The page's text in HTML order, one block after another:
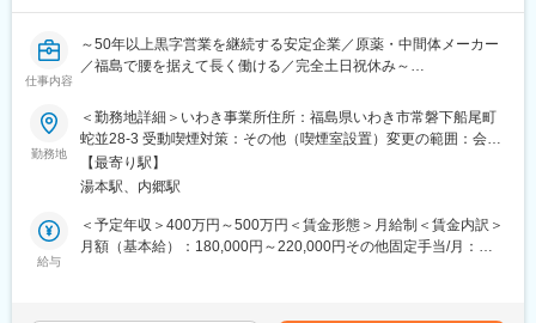
創業以来、長期的視野に立った研究開発型の企業姿勢が、相互薬
工の現在の姿を形成しています。社会でファインケミカルという
言葉が一般化する以前から、優れた合成技術を生かし、記録材料
や電子材料の開発・製造に着手してきました。
新規電子材料の開発にも注力しています。基盤事業である医薬品
バルクの品質、ラインナップの充実を図りつつ、「安全」「技術
力」「スピード」「品質」をキーワードに、開発型企業として電
子、自動車、健康産業など幅広い分野での貢献を目指していま
変更の範囲：会社の定める業務
仕事内容
～50年以上黒字営業を継続する安定企業／原薬・中間体メーカー
／福島で腰を据えて長く働ける／完全土日祝休み～
■業務内容：
当社製品の品質を担保する、非常に重要な業務をお任せします。
大手製薬会社、化学会社などからの受託製造を積極的に展開して
おります。更に、グローバルな展開として中国に貿易会社、合弁
での化学会社を設立し、中国市場への進出及びサプライチェーン
の多様化を行いました。
勤務地
＜勤務地詳細＞いわき事業所住所：福島県いわき市常磐下船尾町
蛇並28-3 受動喫煙対策：その他（喫煙室設置）変更の範囲：会社
の定める事業所
【最寄り駅】
湯本駅、内郷駅
給与
＜予定年収＞400万円～500万円＜賃金形態＞月給制＜賃金内訳＞
月額（基本給）：180,000円～220,000円その他固定手当/月：